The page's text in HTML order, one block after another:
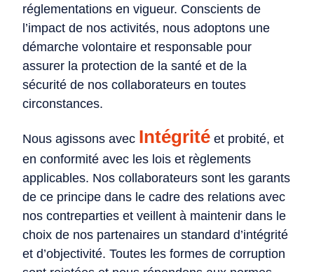
réglementations en vigueur. Conscients de
l’impact de nos activités, nous adoptons une
démarche volontaire et responsable pour
assurer la protection de la santé et de la
sécurité de nos collaborateurs en toutes
circonstances.
Nous agissons avec Intégrité et probité, et
en conformité avec les lois et règlements
applicables. Nos collaborateurs sont les garants
de ce principe dans le cadre des relations avec
nos contreparties et veillent à maintenir dans le
choix de nos partenaires un standard d’intégrité
et d’objectivité. Toutes les formes de corruption